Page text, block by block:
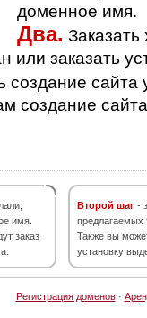
доменное имя.
Два.
или заказать
создание
создание
имя.
заказ
Второй шаг -
предлагаемых
Также вы
установку
Регистрация доменов·